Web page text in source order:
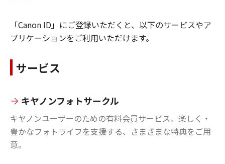
「Canon ID」にご登録いただくと、以下のサービスやア
プリケーションをご利用いただけます。
サービス
キヤノンフォトサークル
キヤノンユーザーのための有料会員サービス。楽しく・
豊かなフォトライフを支援する、さまざまな特典をご用
意。